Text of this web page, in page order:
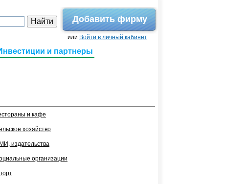
Добавить фирму
или Войти в личный кабинет
и партнеры
и кафе
хозяйство
издательства
организации